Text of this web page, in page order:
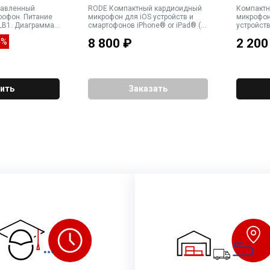
Питание
Диаграмма
частотный
Гц, выходной
соотношение
RODE Компактный кардиоидный
микрофон для iOS устройств и
смартофонов iPhone® or iPad® (с
выход для наушников
8 800 ₽
Заказать
2 200